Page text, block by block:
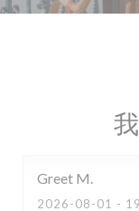
Greet M
2026-08-01 -